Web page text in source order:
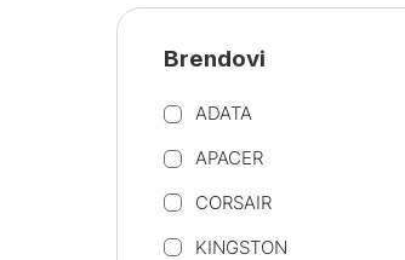
Brendovi
ADATA
APACER
CORSAIR
KINGSTON